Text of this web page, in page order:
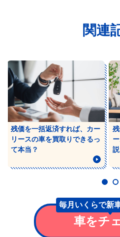
関連
残価を一括返済すれば、カー
リースの車を買取りできるっ
て本当？
説
毎月いくらで新
車をチ